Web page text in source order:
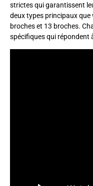
strictes qui garantissent
deux types principaux
broches et 13 broches.
spécifiques qui répondent